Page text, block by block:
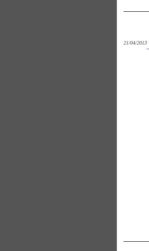
21/04/2013